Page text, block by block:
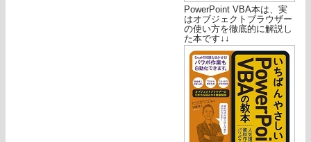
PowerPoint VBA本は、実
はオブジェクトブラウザー
の使い方を徹底的に解説し
た本です↓↓